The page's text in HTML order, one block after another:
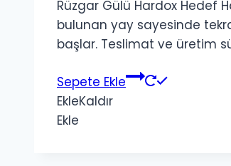
Rüzgar Gülü Hardox Hedef
bulunan yay sayesinde
başlar. Teslimat ve üretim
Sepete Ekle
EkleKaldır
Ekle